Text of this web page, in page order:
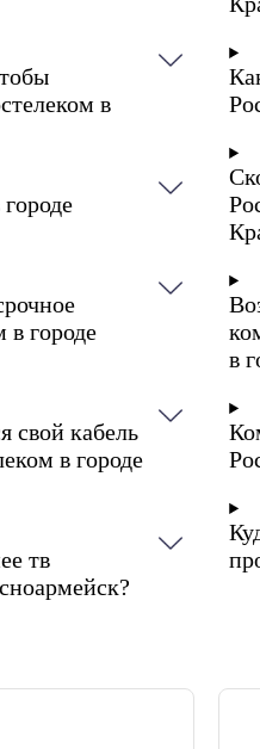
в
в городе
свой кабель
в городе
тв
в